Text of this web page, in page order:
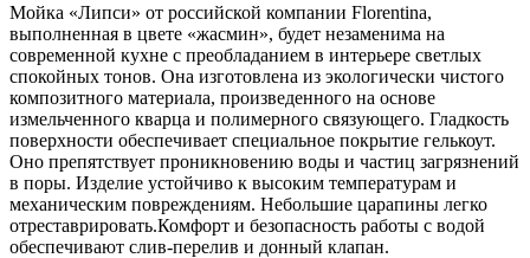
Мойка «Липси» от российской компании Florentina,
выполненная в цвете «жасмин», будет незаменима на
современной кухне с преобладанием в интерьере светлых
спокойных тонов. Она изготовлена из экологически чистого
композитного материала, произведенного на основе
измельченного кварца и полимерного связующего. Гладкость
поверхности обеспечивает специальное покрытие гелькоут.
Оно препятствует проникновению воды и частиц загрязнений
в поры. Изделие устойчиво к высоким температурам и
механическим повреждениям. Небольшие царапины легко
отреставрировать.Комфорт и безопасность работы с водой
обеспечивают слив-перелив и донный клапан.